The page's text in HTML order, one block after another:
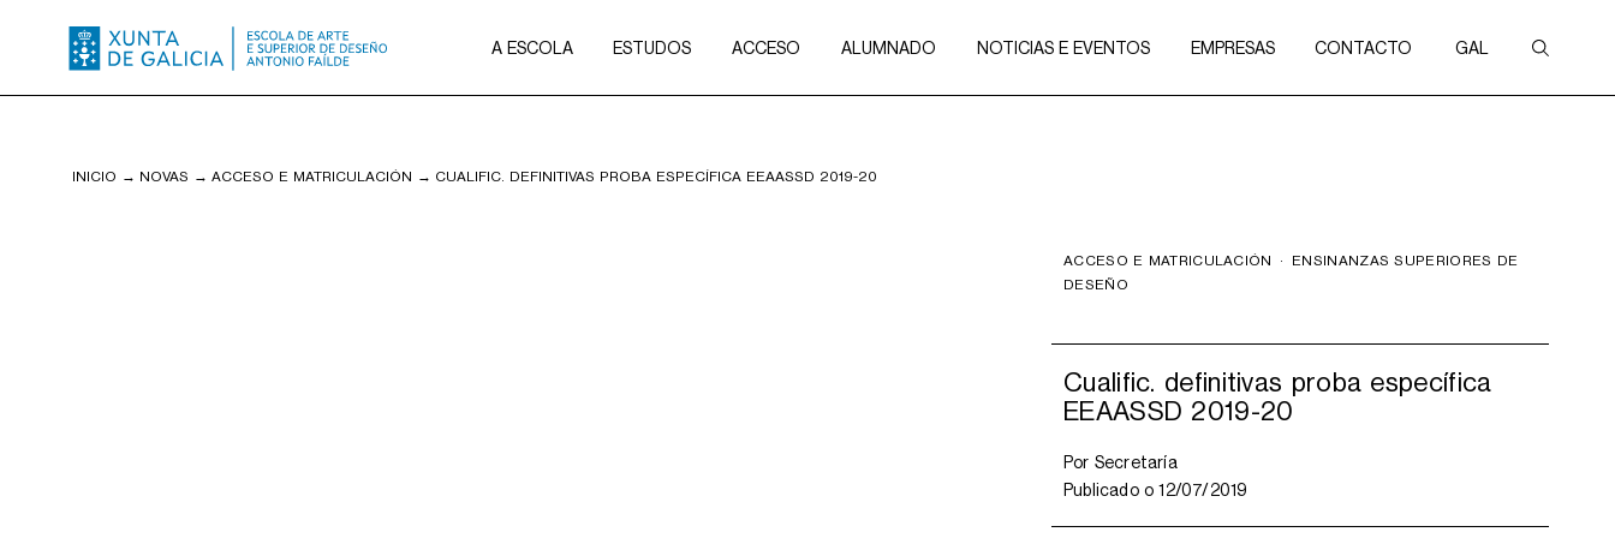
A ESCOLA ESTUDOS ACCESO ALUMNADO NOTICIAS E EVENTOS EMPRESAS CONTACTO GAL
INICIO → NOVAS → ACCESO E MATRICULACIÓN → CUALIFIC. DEFINITIVAS PROBA ESPECÍFICA EEAASSD 2019-20
ACCESO E MATRICULACIÓN · ENSINANZAS SUPERIORES DE
DESEÑO
Cualific. definitivas proba específica
EEAASSD 2019-20
Por Secretaría
Publicado o12/07/2019